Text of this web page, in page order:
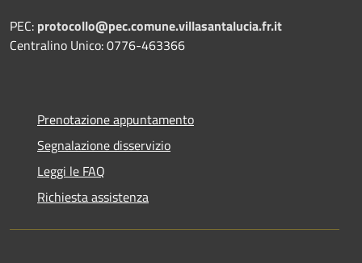
PEC: protocollo@pec.comune.villasantalucia.fr.it
Centralino Unico: 0776-463366
Prenotazione appuntamento
Segnalazione disservizio
Leggi le FAQ
Richiesta assistenza